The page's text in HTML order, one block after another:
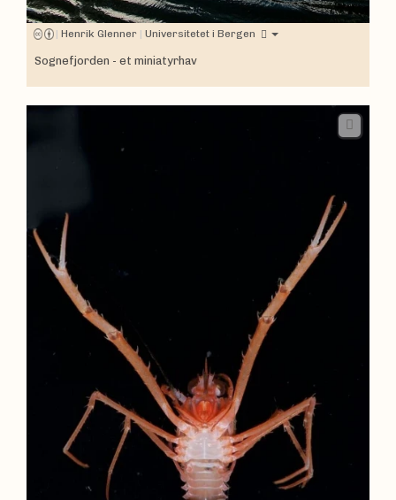
| Henrik Glenner | Universitetet i Bergen
Sognefjorden - et miniatyrhav